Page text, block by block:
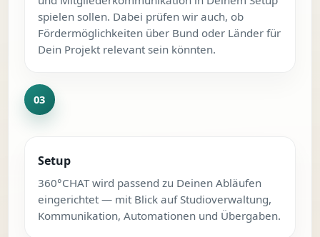
spielen sollen. Dabei prüfen wir auch, ob
Fördermöglichkeiten über Bund oder Länder für
Dein Projekt relevant sein könnten.
Setup
360°CHAT wird passend zu Deinen Abläufen
eingerichtet — mit Blick auf Studioverwaltung,
Kommunikation, Automationen und Übergaben.